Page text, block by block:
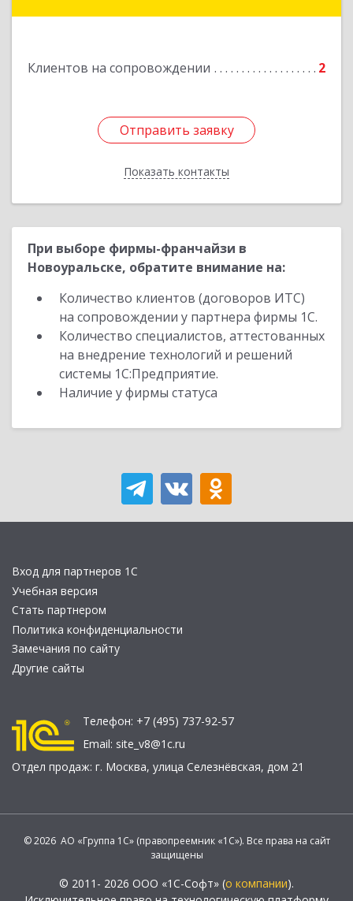
Клиентов на сопровождении 2
Отправить заявку
Показать контакты
Отправить заявку
Назад
При выборе фирмы-франчайзи в
Новоуральске, обратите внимание на:
Количество клиентов (договоров ИТС)
на сопровождении у партнера фирмы 1С.
Количество специалистов, аттестованных
на внедрение технологий и решений
системы 1С:Предприятие.
Наличие у фирмы статуса
Вход для партнеров 1С
Учебная версия
Стать партнером
Политика конфиденциальности
Замечания по сайту
Другие сайты
Телефон: +7 (495) 737-92-57
Email: site_v8@1c.ru
Отдел продаж: г. Москва, улица Селезнёвская, дом 21
© 2026 АО «Группа 1С» (правопреемник «1С»). Все права на сайт
защищены
© 2011- 2026 ООО «1С-Софт» (о компании).